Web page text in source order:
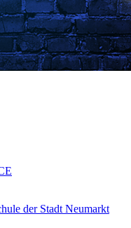
der Stadt Neumarkt